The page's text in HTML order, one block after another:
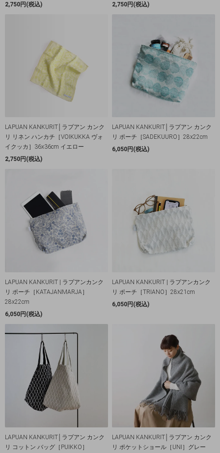
2,750円(税込)
2,750円(税込)
LAPUAN KANKURIT│ラプアン カンク
リ リネン ハンカチ［VOIKUKKA ヴォ
イクッカ］36x36cm イエロー
2,750円(税込)
LAPUAN KANKURIT│ラプアン カンク
リ ポーチ［SADEKUURO］28x22cm
6,050円(税込)
LAPUAN KANKURIT | ラプアンカンク
リ ポーチ［KATAJANMARJA］
28x22cm
6,050円(税込)
LAPUAN KANKURIT | ラプアンカンク
リ ポーチ［TRIANO］28x21cm
6,050円(税込)
LAPUAN KANKURIT│ラプアン カンク
リ コットン バッグ［PUIKKO］
LAPUAN KANKURIT│ラプアン カンク
リ ポケットショール［UNI］グレー